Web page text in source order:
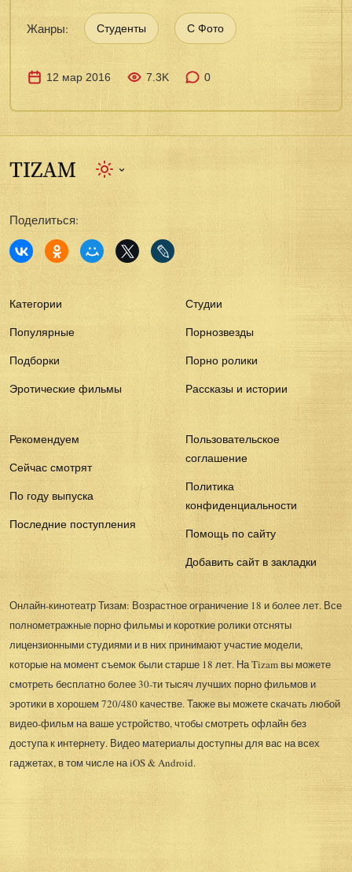
Жанры: Студенты С Фото
12 мар 2016 7.3K 0
Поделиться:
Категории
Популярные
Подборки
Эротические фильмы
Студии
Порнозвезды
Порно ролики
Рассказы и истории
Рекомендуем
Сейчас смотрят
По году выпуска
Последние поступления
Пользовательское
соглашение
Политика
конфиденциальности
Помощь по сайту
Добавить сайт в закладки
Онлайн-кинотеатр Тизам: Возрастное ограничение 18 и более лет. Все
полнометражные порно фильмы и короткие ролики отсняты
лицензионными студиями и в них принимают участие модели,
которые на момент съемок были старше 18 лет. На Tizam вы можете
смотреть бесплатно более 30-ти тысяч лучших порно фильмов и
эротики в хорошем 720/480 качестве. Также вы можете скачать любой
видео-фильм на ваше устройство, чтобы смотреть офлайн без
доступа к интернету. Видео материалы доступны для вас на всех
гаджетах, в том числе на iOS & Android.